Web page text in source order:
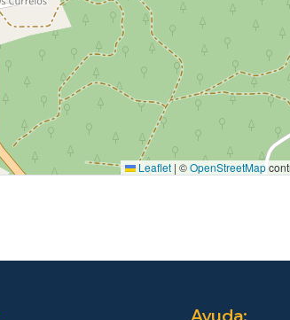
Leaflet | ©OpenStreetMap
Ayuda: